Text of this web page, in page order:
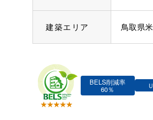
建築エリア 鳥取県
BELS削減率
60％